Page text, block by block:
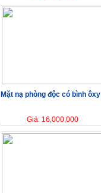
Mặt nạ phòng độc có bình ôxy
Giá: 16,000,000